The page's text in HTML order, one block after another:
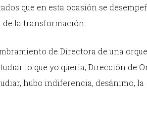
que en esta ocasión se
la transformación.
de Directora de una
lo que yo quería, Dirección de
hubo indiferencia, desánimo, la